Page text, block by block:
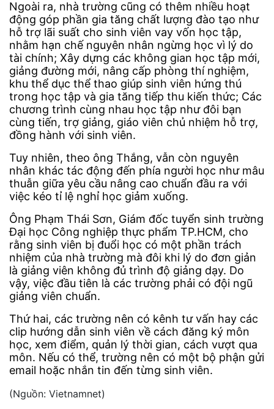
Ngoài ra, nhà trường cũng có thêm nhiều hoạt
động góp phần gia tăng chất lượng đào tạo như
hỗ trợ lãi suất cho sinh viên vay vốn học tập,
nhằm hạn chế nguyên nhân ngừng học vì lý do
tài chính; Xây dựng các không gian học tập mới,
giảng đường mới, nâng cấp phòng thí nghiệm,
khu thể dục thể thao giúp sinh viên hứng thú
trong học tập và gia tăng tiếp thu kiến thức; Các
chương trình cùng nhau học tập như đôi bạn
cùng tiến, trợ giảng, giáo viên chủ nhiệm hỗ trợ,
đồng hành với sinh viên.
Tuy nhiên, theo ông Thắng, vẫn còn nguyên
nhân khác tác động đến phía người học như mâu
thuẫn giữa yêu cầu nâng cao chuẩn đầu ra với
việc kéo tỉ lệ nghỉ học giảm xuống.
Ông Phạm Thái Sơn, Giám đốc tuyển sinh trường
Đại học Công nghiệp thực phẩm TP.HCM, cho
rằng sinh viên bị đuổi học có một phần trách
nhiệm của nhà trường mà đôi khi lý do đơn giản
là giảng viên không đủ trình độ giảng dạy. Do
vậy, việc đầu tiên là các trường phải có đội ngũ
giảng viên chuẩn.
Thứ hai, các trường nên có kênh tư vấn hay các
clip hướng dẫn sinh viên về cách đăng ký môn
học, xem điểm, quản lý thời gian, cách vượt qua
môn. Nếu có thể, trường nên có một bộ phận gửi
email hoặc nhắn tin đến từng sinh viên.
(Nguồn: Vietnamnet)